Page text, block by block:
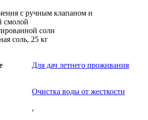
с ручным клапаном и
смолой
соли
соль, 25 кг
Для дач летнего проживания
Очистка воды от жесткости
,